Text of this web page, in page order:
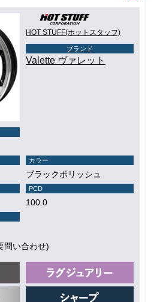
HOT STUFF(ホットスタッフ)
ブランド
Valette ヴァレット
カラー
ブラックポリッシュ
PCD
100.0
問い合わせ)